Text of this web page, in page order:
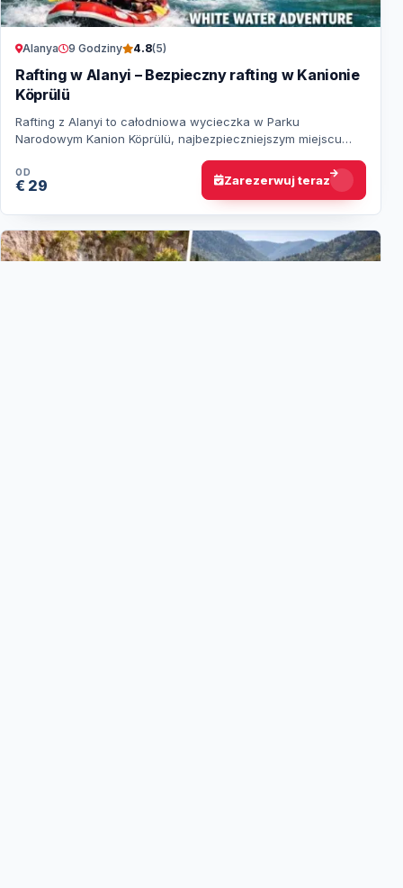
Alanya 9 Godziny 4.8(5)
Rafting w Alanyi – Bezpieczny rafting w Kanionie
Köprülü
Rafting z Alanyi to całodniowa wycieczka w Parku
Narodowym Kanion Köprülü, najbezpieczniejszym miejscu
OD
€ 29 Zarezerwuj teraz